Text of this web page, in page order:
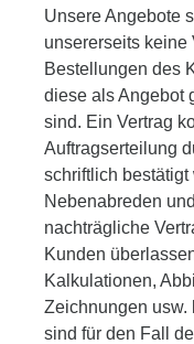
Unsere Angebote
unsererseits keine
Bestellungen des
diese als Angebot
sind. Ein Vertrag
Auftragserteilung
schriftlich
Nebenabreden
nachträgliche
Kunden
Kalkulationen,
Zeichnungen usw.
sind für den Fall